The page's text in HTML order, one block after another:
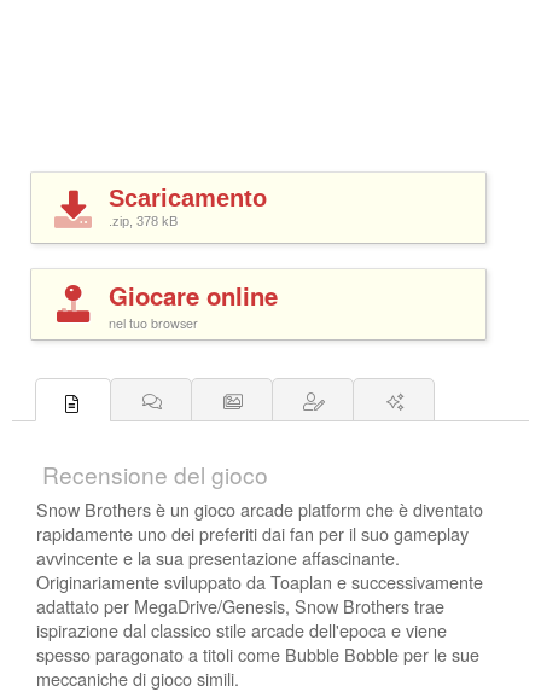
Scaricamento
.zip, 378 kB
Giocare online
nel tuo browser
Recensione del gioco
Snow Brothers è un gioco arcade platform che è diventato
rapidamente uno dei preferiti dai fan per il suo gameplay
avvincente e la sua presentazione affascinante.
Originariamente sviluppato da Toaplan e successivamente
adattato per MegaDrive/Genesis, Snow Brothers trae
ispirazione dal classico stile arcade dell'epoca e viene
spesso paragonato a titoli come Bubble Bobble per le sue
meccaniche di gioco simili.